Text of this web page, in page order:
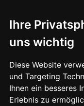
Ihre
uns wichtig
Diese Website
und Targeting
Ihnen ein besseres
Erlebnis zu
Düsseldorf
/ 326887
ist zu folgenden